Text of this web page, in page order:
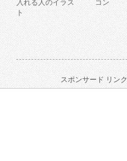
入れる人のイラス
ト
コン
スポンサード リンク